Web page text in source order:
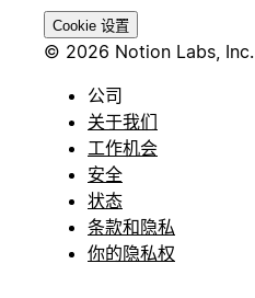
Cookie 设置
© 2026 Notion Labs, Inc.
公司
关于我们
工作机会
安全
状态
条款和隐私
你的隐私权